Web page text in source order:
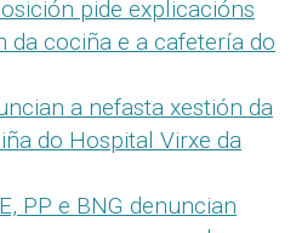
pide explicacións
da cociña e a cafetería do
a nefasta xestión da
do Hospital Virxe da
PP e BNG denuncian